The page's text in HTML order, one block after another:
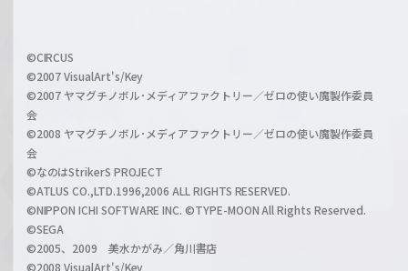
a
r
z
i
l
h
a
n
©CIRCUS
©2007 VisualArt's/Key
©2007 ヤマグチノボル･メディアファクトリー／ゼロの使い魔製作委員
会
©2008 ヤマグチノボル･メディアファクトリー／ゼロの使い魔製作委員
会
©なのはStrikerS PROJECT
©ATLUS CO.,LTD.1996,2006 ALL RIGHTS RESERVED.
©NIPPON ICHI SOFTWARE INC. ©TYPE-MOON All Rights Reserved.
©SEGA
©2005、2009 美水かがみ／角川書店
©2008 VisualArt's/Key